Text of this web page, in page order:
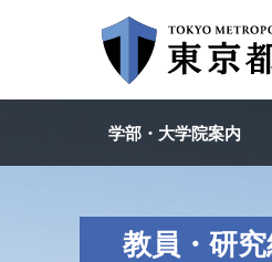
学部・大学院案内
教員・研